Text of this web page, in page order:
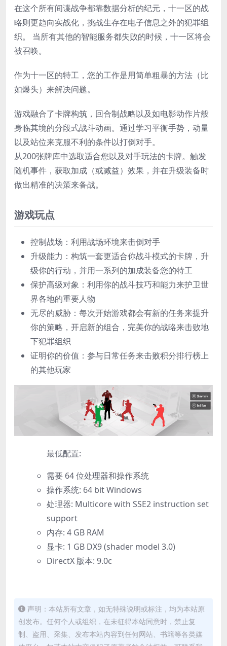
在这个所有间谍战争都靠数据分析的纪元，十一区的战
略则更趋向实战化，挑战生存在电子信息之外的犯罪组
织。 当所有其他的智能服务都失败的时候，十一区将会
被召唤。
作为十一区的特工，您的工作是用简单粗暴的方法（比
如爆头）来解决问题。
游戏融合了卡牌构筑，回合制战略以及如电影动作片般
身临其境的分段式战斗动画。通过学习平衡手势，动量
以及站位来克服不利的条件以打倒对手。
从200张牌库中选取适合您以及对手玩法的卡牌。触发
随机事件，获取加成（或减益）效果，并在升级装备时
做出精准的决策来备战。
游戏玩点
控制战场：利用战场环境来击倒对手
升级能力：构筑一套更适合你战斗模式的卡牌，升
级你的行动，并用一系列的加成装备您的特工
保护高级对象：利用你的战斗技巧和能力来护卫世
界各地的重要人物
无尽的威胁：每次开始游戏都会有新的任务来提升
你的策略，开启新的组合，完美你的战略来击败地
下犯罪组织
证明你的价值：参与日常任务来击败积分排行榜上
的其他玩家
最低配置:
需要 64 位处理器和操作系统
操作系统: 64 bit Windows
处理器: Multicore with SSE2 instruction set
support
内存: 4 GB RAM
显卡: 1 GB DX9 (shader model 3.0)
DirectX 版本: 9.0c
声明：本站所有文章，如无特殊说明或标注，均为本站原
创发布。任何个人或组织，在未征得本站同意时，禁止复
制、盗用、采集、发布本站内容到任何网站、书籍等各类媒